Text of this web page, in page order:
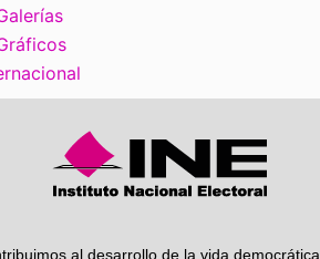
al desarrollo de la vida democrática